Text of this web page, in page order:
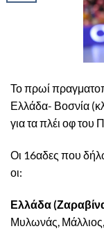
Το πρωί
Ελλάδα- Βοσνία
για τα πλέι οφ
Οι 16αδες που
οι:
Ελλάδα
Μυλωνάς,